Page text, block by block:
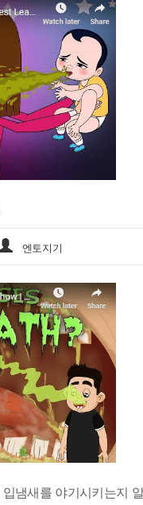
엔토지기
냄새를 야기시키는지